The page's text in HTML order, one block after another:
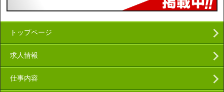
トップページ
求人情報
仕事内容